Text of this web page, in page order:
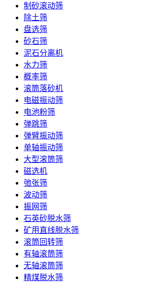
制砂滚动筛
除土筛
盘选筛
砂石筛
泥石分离机
水力筛
概率筛
滚筒落砂机
电磁振动筛
电池粉筛
弹跳筛
弹臂振动筛
单轴振动筛
大型滚筒筛
磁选机
弛张筛
波动筛
振网筛
石英砂脱水筛
矿用直线脱水筛
滚筒回转筛
有轴滚筒筛
无轴滚筒筛
精煤脱水筛